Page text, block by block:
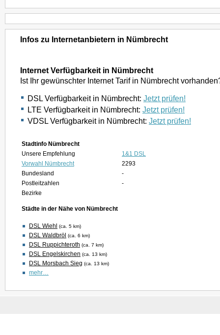
Infos zu Internetanbietern in Nümbrecht
Internet Verfügbarkeit in Nümbrecht
Ist Ihr gewünschter Internet Tarif in Nümbrecht
DSL Verfügbarkeit in Nümbrecht: Jetzt prüfen!
LTE Verfügbarkeit in Nümbrecht: Jetzt prüfen!
VDSL Verfügbarkeit in Nümbrecht: Jetzt prüfen!
Stadtinfo Nümbrecht
Unsere Empfehlung
1&1 DSL
Vorwahl Nümbrecht
2293
Bundesland
-
Postleitzahlen
-
Bezirke
Städte in der Nähe von Nümbrecht
DSL Wiehl (ca. 5 km)
DSL Waldbröl (ca. 6 km)
DSL Ruppichteroth (ca. 7 km)
DSL Engelskirchen (ca. 13 km)
DSL Morsbach Sieg (ca. 13 km)
mehr…